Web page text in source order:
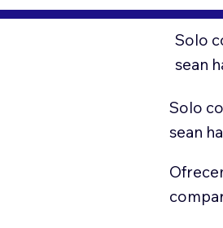
Solo
sean
Solo
sean